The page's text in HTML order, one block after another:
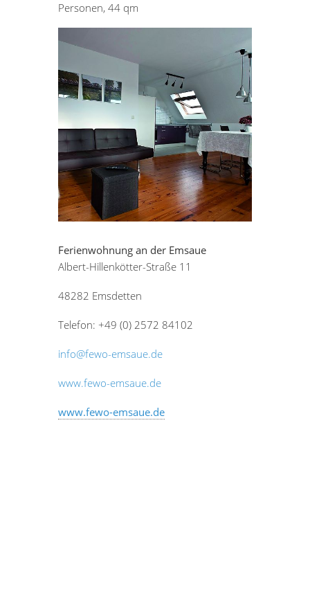
Personen, 44 qm
Ferienwohnung an der Emsaue
Albert-Hillenkötter-Straße 11
48282 Emsdetten
Telefon: +49 (0) 2572 84102
info@fewo-emsaue.de
www.fewo-emsaue.de
www.fewo-emsaue.de